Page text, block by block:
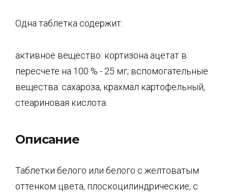
Одна таблетка содержит:
активное вещество: кортизона ацетат в
пересчете на 100 % - 25 мг; вспомогательные
вещества: сахароза, крахмал картофельный,
стеариновая кислота.
Описание
Таблетки белого или белого с желтоватым
оттенком цвета, плоскоцилиндрические, с